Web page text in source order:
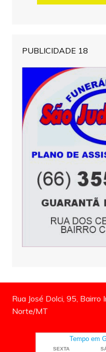
PUBLICIDADE 18
Rua José Dolci, 95, Bairro
Norte/MT